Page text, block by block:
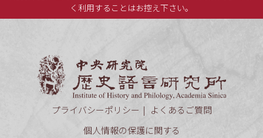
く利用することはお控え下さい。
プライバシーポリシー
よくあるご質問
個人情報の保護に関する